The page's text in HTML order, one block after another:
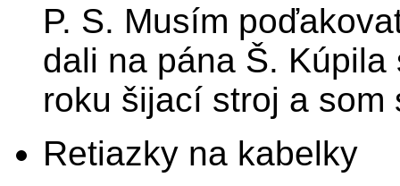
P. S. Musím
dali na pána Š.
roku šijací stroj a
Retiazky na kabelky